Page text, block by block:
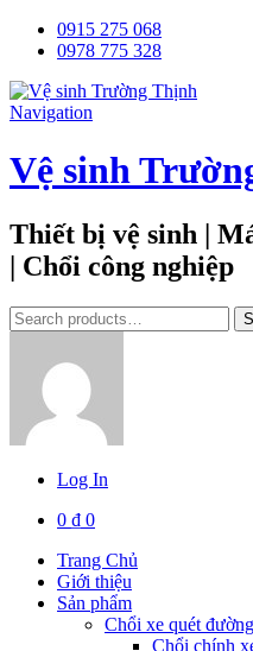
0915 275 068
0978 775 328
Navigation
Vệ sinh
Thiết bị vệ sinh |
| Chổi công nghiệp
Tìm
kiếm:
Log In
0 ₫ 0
Trang Chủ
Giới thiệu
Sản phẩm
Chổi xe quét đường
Chổi chính